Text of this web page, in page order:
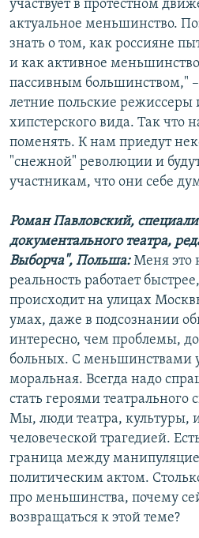
участвует в протестном
актуальное меньшинство.
знать о том, как россияне
и как активное меньшинство
пассивным большинством,"
летние польские
хипстерского вида. Так что
поменять. К нам приедут
"снежной" революции и
участникам, что они себе
Роман Павловский,
документального театра,
Выборча", Польша:Меня это
реальность работает
происходит на улицах
умах, даже в подсознании
интересно, чем проблемы,
больных. С меньшинствами
моральная. Всегда надо
стать героями театрального
Мы, люди театра, культуры,
человеческой трагедией.
граница между
политическим актом.
про меньшинства, почему
возвращаться к этой теме?